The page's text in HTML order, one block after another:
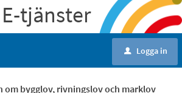
E-tjänster
u Logga in
om bygglov, rivningslov och marklov